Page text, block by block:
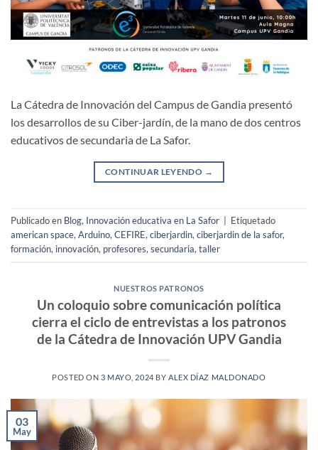
La Cátedra de Innovación del Campus de Gandia presentó
los desarrollos de su Ciber-jardín, de la mano de dos centros
educativos de secundaria de La Safor.
CONTINUAR LEYENDO →
Publicado en Blog, Innovación educativa en La Safor
Etiquetado
american space,Arduino,CEFIRE,ciberjardin,ciberjardin de la safor,
formación, innovación, profesores,secundaria,taller
NUESTROS PATRONOS
Un coloquio sobre comunicación política
cierra el ciclo de entrevistas a los patronos
de la Cátedra de Innovación UPV Gandia
POSTED ON 3 MAYO, 2024 BY ALEX DÍAZ MALDONADO
03
May